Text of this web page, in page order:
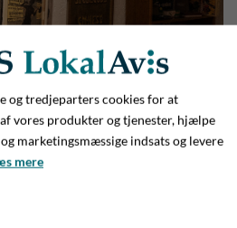
Museum Give blev lanceret i
opgradering på flere fronter.
og tredjeparters cookies for at
vores produkter og tjenester, hjælpe
marketingsmæssige indsats og levere
mere